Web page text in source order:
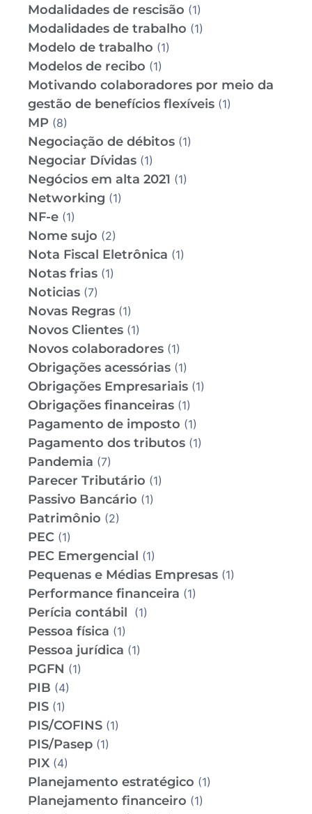
Modalidades de rescisão (1)
Modalidades de trabalho (1)
Modelo de trabalho (1)
Modelos de recibo (1)
Motivando colaboradores por meio da
gestão de benefícios flexíveis (1)
MP (8)
Negociação de débitos (1)
Negociar Dívidas (1)
Negócios em alta 2021 (1)
Networking (1)
NF-e (1)
Nome sujo (2)
Nota Fiscal Eletrônica (1)
Notas frias (1)
Noticias (7)
Novas Regras (1)
Novos Clientes (1)
Novos colaboradores (1)
Obrigações acessórias (1)
Obrigações Empresariais (1)
Obrigações financeiras (1)
Pagamento de imposto (1)
Pagamento dos tributos (1)
Pandemia (7)
Parecer Tributário (1)
Passivo Bancário (1)
Patrimônio (2)
PEC (1)
PEC Emergencial (1)
Pequenas e Médias Empresas (1)
Performance financeira (1)
Perícia contábil (1)
Pessoa física (1)
Pessoa jurídica (1)
PGFN (1)
PIB (4)
PIS (1)
PIS/COFINS (1)
PIS/Pasep (1)
PIX (4)
Planejamento estratégico (1)
Planejamento financeiro (1)